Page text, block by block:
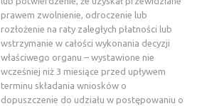
prawem zwolnienie, odroczenie lub
rozłożenie na raty zaległych płatności lub
wstrzymanie w całości wykonania decyzji
właściwego organu – wystawione nie
wcześniej niż 3 miesiące przed upływem
terminu składania wniosków o
dopuszczenie do udziału w postępowaniu o